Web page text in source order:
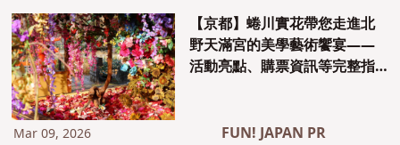
【京都】蜷川實花帶您走進北
野天滿宮的美學藝術饗宴――
活動亮點、購票資訊等完整指
Mar 09, 2026 FUN! JAPAN PR